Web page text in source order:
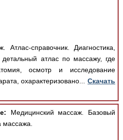
Атлас-справочник. Диагностика,
атлас по массажу, где
осмотр и исследование
охарактеризовано...Скачать
Медицинский массаж. Базовый
массажа.